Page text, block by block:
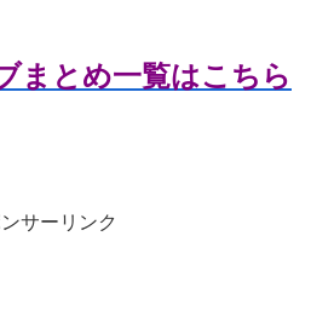
まとめ一覧はこちら
サーリンク